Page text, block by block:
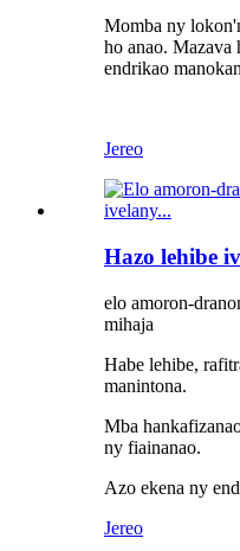
Momba ny
ho anao. Mazava
endrikao
Jereo
Hazo lehibe
elo amoron-
mihaja
Habe lehibe,
manintona.
Mba
ny fiainanao.
Azo ekena ny
Jereo